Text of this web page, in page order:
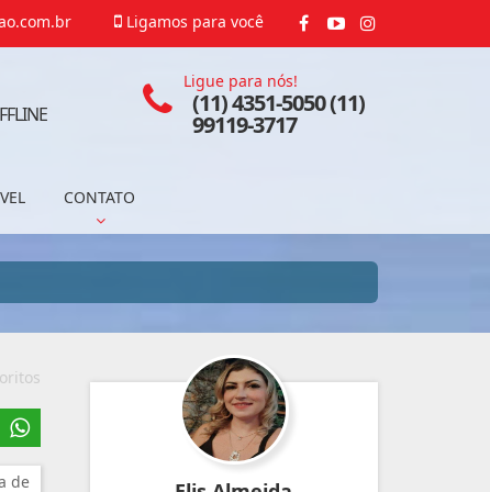
Ligamos para você
CONTATO
Ligue para nós!
(11) 4351-5050 (11)
99119-3717
de